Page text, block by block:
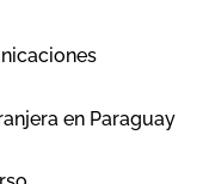
en Paraguay